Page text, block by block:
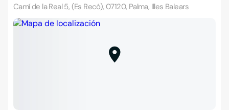
Camí de la Real 5, (Es Recó), 07120, Palma, Illes Balears